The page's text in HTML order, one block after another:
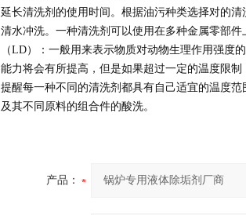
延长清洗剂的使用时间。根据油污种类选择对的
清水冲洗。一种清洗剂可以使用在多种金属零部
（LD）：一般用来表示物质对动物生理作用强度
能力将会有所提高，但是如果超过一定的温度限
提醒每一种不同的清洗剂都具有自己适宜的温度
及其不同原料的组合件的酸洗。
产品：